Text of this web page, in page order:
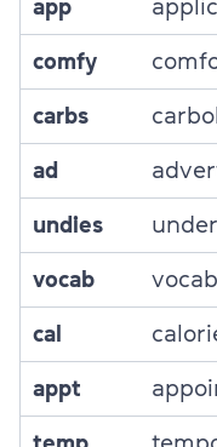
app
comfy
carbs
ad
undies
vocab
cal
appt
temp